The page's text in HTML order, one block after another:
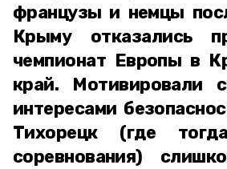
французы и немцы
Крыму отказались
чемпионат Европы в
край. Мотивировали
интересами
Тихорецк (где
соревнования)